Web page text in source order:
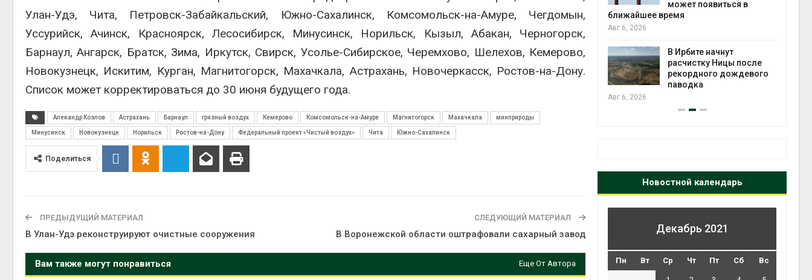
Улан-Удэ, Чита, Петровск-Забайкальский, Южно-Сахалинск, Комсомольск-на-Амуре, Чегдомын,
Уссурийск, Ачинск, Красноярск, Лесосибирск, Минусинск, Норильск, Кызыл, Абакан, Черногорск,
Барнаул, Ангарск, Братск, Зима, Иркутск, Свирск, Усолье-Сибирское, Черемхово, Шелехов, Кемерово,
Новокузнецк, Искитим, Курган, Магнитогорск, Махачкала, Астрахань, Новочеркасск, Ростов-на-Дону.
Список может корректироваться до 30 июня будущего года.
Алекандр Козлов Астрахань Барнаул грязный воздух Кемерово Комсомольск-на-Амуре Магнитогорск Махачкала минприроды
Минусинск Новокузнецк Норильск Ростов-на-Дону Федеральный проект «Чистый воздух» Чита Южно-Сахалинск
Поделиться
ПРЕДЫДУЩИЙ МАТЕРИАЛ
В Улан-Удэ реконструируют очистные сооружения
СЛЕДУЮЩИЙ МАТЕРИАЛ
В Воронежской области оштрафовали сахарный завод
Вам также могут понравиться Еще От Автора
Суд запретил
использовать
крокодилов для охраны
Авг 5, 2026
сентябре
Авг 6, 2026
Европа теряет всё
больше лесной
вредителей и рубок
может появиться в
ближайшее время
Авг 6, 2026
В Ирбите начнут
расчистку Ницы после
рекордного дождевого
паводка
Авг 6, 2026
Новостной календарь
Декабрь 2021
Пн Вт Ср Чт Пт Сб Вс